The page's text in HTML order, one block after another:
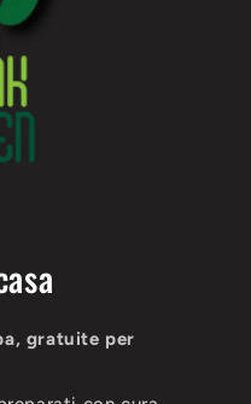
gratuite per